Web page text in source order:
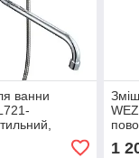
ванни
Ø 35, хром
1